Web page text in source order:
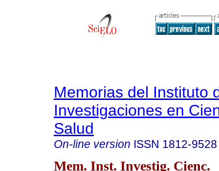
Memorias del Instituto
Investigaciones en
Salud
On-line version ISSN 1812-9528
Mem. Inst. Investig. Cienc.